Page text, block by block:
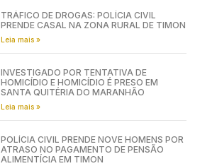
TRÁFICO DE DROGAS: POLÍCIA CIVIL
PRENDE CASAL NA ZONA RURAL DE TIMON
Leia mais »
INVESTIGADO POR TENTATIVA DE
HOMICÍDIO E HOMICÍDIO É PRESO EM
SANTA QUITÉRIA DO MARANHÃO
Leia mais »
POLÍCIA CIVIL PRENDE NOVE HOMENS POR
ATRASO NO PAGAMENTO DE PENSÃO
ALIMENTÍCIA EM TIMON